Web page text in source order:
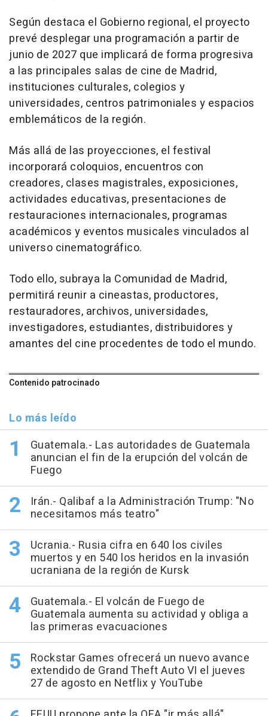
Según destaca el Gobierno regional, el proyecto
prevé desplegar una programación a partir de
junio de 2027 que implicará de forma progresiva
a las principales salas de cine de Madrid,
instituciones culturales, colegios y
universidades, centros patrimoniales y espacios
emblemáticos de la región.
Más allá de las proyecciones, el festival
incorporará coloquios, encuentros con
creadores, clases magistrales, exposiciones,
actividades educativas, presentaciones de
restauraciones internacionales, programas
académicos y eventos musicales vinculados al
universo cinematográfico.
Todo ello, subraya la Comunidad de Madrid,
permitirá reunir a cineastas, productores,
restauradores, archivos, universidades,
investigadores, estudiantes, distribuidores y
amantes del cine procedentes de todo el mundo.
Contenido patrocinado
Lo más leído
Guatemala.- Las autoridades de Guatemala
anuncian el fin de la erupción del volcán de
Fuego
Irán.- Qalibaf a la Administración Trump: "No
necesitamos más teatro"
Ucrania.- Rusia cifra en 640 los civiles
muertos y en 540 los heridos en la invasión
ucraniana de la región de Kursk
Guatemala.- El volcán de Fuego de
Guatemala aumenta su actividad y obliga a
las primeras evacuaciones
Rockstar Games ofrecerá un nuevo avance
extendido de Grand Theft Auto VI el jueves
27 de agosto en Netflix y YouTube